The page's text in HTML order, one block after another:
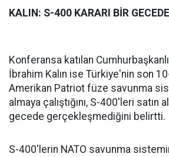
KALIN: S-400 KARARI BİR
Konferansa katılan
İbrahim Kalın ise Türkiye'nin son
Amerikan Patriot füze savunma
almaya çalıştığını, S-400'leri satın
gecede gerçekleşmediğini belirtti.
S-400'lerin NATO savunma